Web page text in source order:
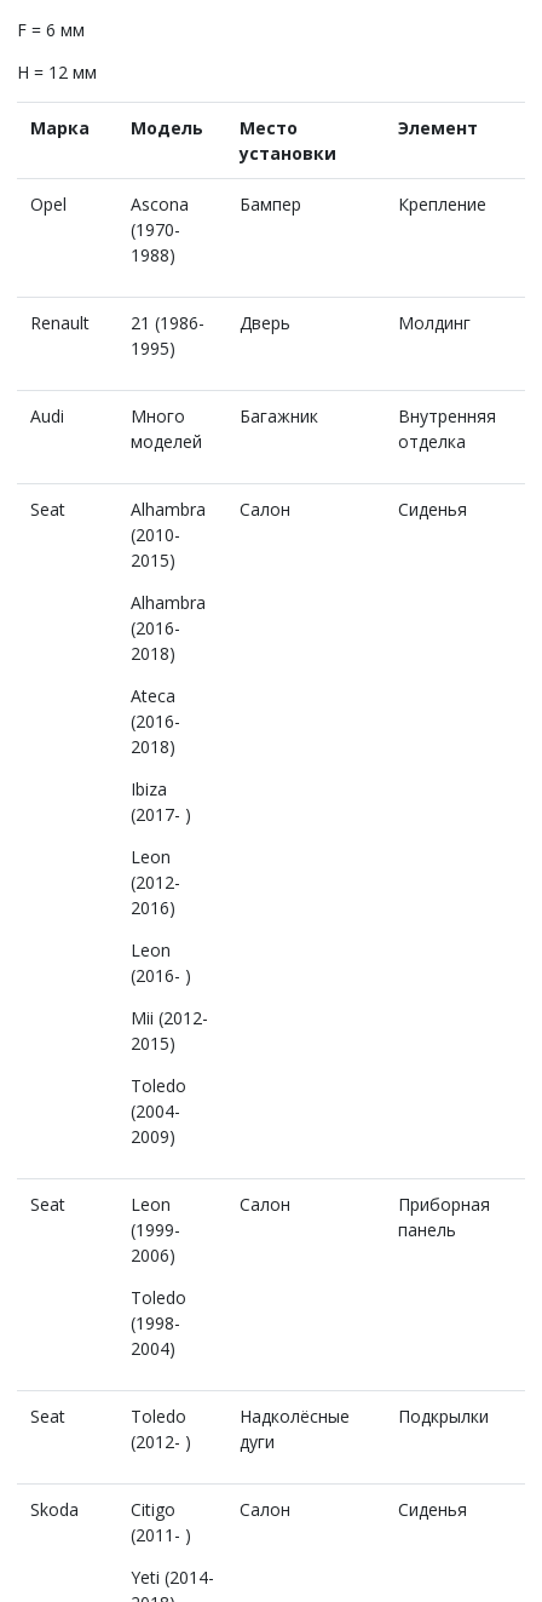
F = 6 мм
H = 12 мм
Марка Модель
Место
установки
Элемент
Opel
Ascona
(1970-
1988)
Бампер Крепление
Renault
21 (1986-
1995)
Дверь Молдинг
Audi
Много
моделей
Багажник
Внутренняя
отделка
Seat
Alhambra
(2010-
2015)
Alhambra
(2016-
2018)
Ateca
(2016-
2018)
Ibiza
(2017- )
Leon
(2012-
2016)
Leon
(2016- )
Mii (2012-
2015)
Toledo
(2004-
2009)
Салон Сиденья
Seat
Leon
(1999-
2006)
Toledo
(1998-
2004)
Салон
Приборная
панель
Seat
Toledo
(2012- )
Надколёсные
дуги
Подкрылки
Skoda
Citigo
(2011- )
Yeti (2014-
Салон Сиденья